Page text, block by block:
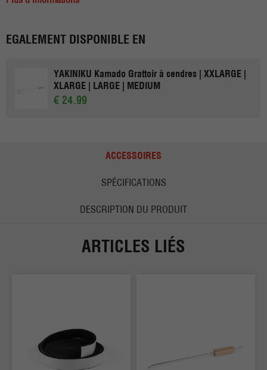
EGALEMENT DISPONIBLE EN
YAKINIKU Kamado Grattoir à cendres | XXLARGE |
XLARGE | LARGE | MEDIUM
€ 24.99
ACCESSOIRES
SPÉCIFICATIONS
DESCRIPTION DU PRODUIT
ARTICLES LIÉS